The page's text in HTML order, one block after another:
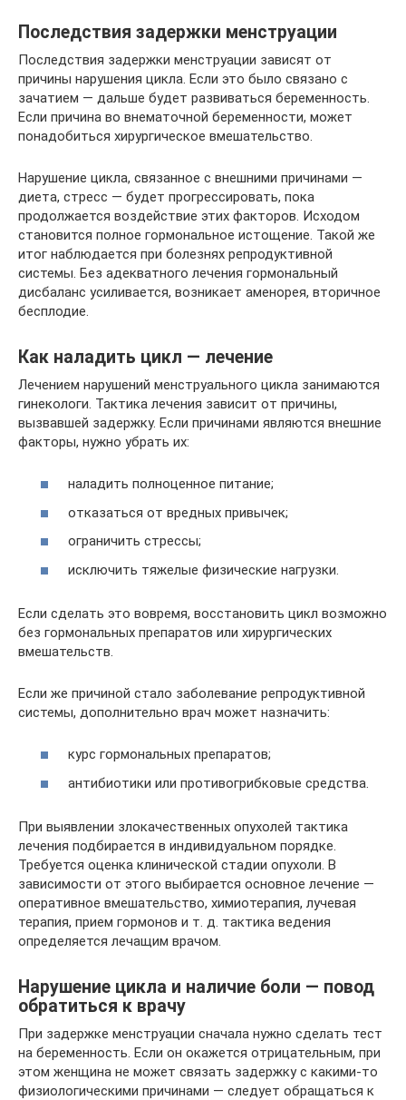
Последствия задержки менструации
Последствия задержки менструации зависят от
причины нарушения цикла. Если это было связано с
зачатием — дальше будет развиваться беременность.
Если причина во внематочной беременности, может
понадобиться хирургическое вмешательство.
Нарушение цикла, связанное с внешними причинами —
диета, стресс — будет прогрессировать, пока
продолжается воздействие этих факторов. Исходом
становится полное гормональное истощение. Такой же
итог наблюдается при болезнях репродуктивной
системы. Без адекватного лечения гормональный
дисбаланс усиливается, возникает аменорея, вторичное
бесплодие.
Как наладить цикл — лечение
Лечением нарушений менструального цикла занимаются
гинекологи. Тактика лечения зависит от причины,
вызвавшей задержку. Если причинами являются внешние
факторы, нужно убрать их:
наладить полноценное питание;
отказаться от вредных привычек;
ограничить стрессы;
исключить тяжелые физические нагрузки.
Если сделать это вовремя, восстановить цикл возможно
без гормональных препаратов или хирургических
вмешательств.
Если же причиной стало заболевание репродуктивной
системы, дополнительно врач может назначить:
курс гормональных препаратов;
антибиотики или противогрибковые средства.
При выявлении злокачественных опухолей тактика
лечения подбирается в индивидуальном порядке.
Требуется оценка клинической стадии опухоли. В
зависимости от этого выбирается основное лечение —
оперативное вмешательство, химиотерапия, лучевая
терапия, прием гормонов и т. д. тактика ведения
определяется лечащим врачом.
Нарушение цикла и наличие боли — повод
обратиться к врачу
При задержке менструации сначала нужно сделать тест
на беременность. Если он окажется отрицательным, при
этом женщина не может связать задержку с какими-то
физиологическими причинами — следует обращаться к